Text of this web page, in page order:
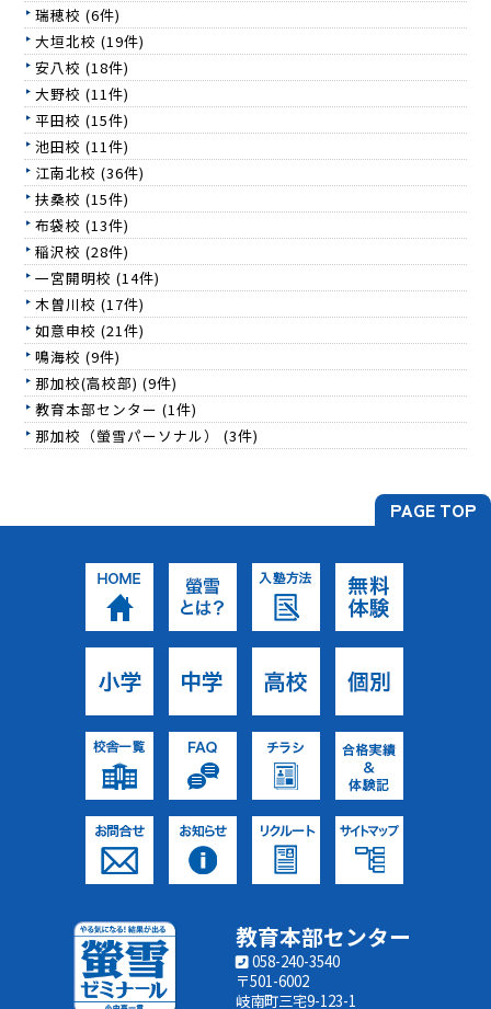
瑞穂校 (6件)
大垣北校 (19件)
安八校 (18件)
大野校 (11件)
平田校 (15件)
池田校 (11件)
江南北校 (36件)
扶桑校 (15件)
布袋校 (13件)
稲沢校 (28件)
一宮開明校 (14件)
木曽川校 (17件)
如意申校 (21件)
鳴海校 (9件)
那加校(高校部) (9件)
教育本部センター (1件)
那加校（螢雪パーソナル） (3件)
教育本部センター
058-240-3540
〒501-6002
岐南町三宅9-123-1